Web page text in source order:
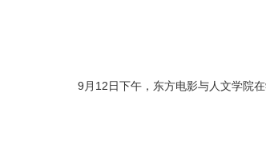
9月12日下午， 东方电影与人文学院